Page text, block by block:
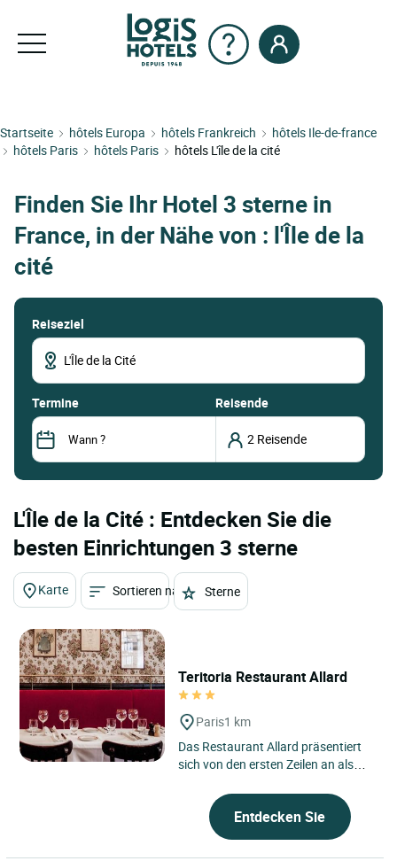
Startseite hôtels Europa hôtels Frankreich
hôtels Ile-de-france
hôtels Paris
hôtels Paris hôtels L'île de la cité
Finden Sie Ihr Hotel 3 sterne in
France, in der Nähe von : l'Île de la
cité
Reiseziel
termine Reisende
L'Île de la Cité : Entdecken Sie die
besten Einrichtungen 3 sterne
Karte Sortieren nach Sterne
Teritoria Restaurant Allard
Paris1 km
Das Restaurant Allard präsentiert
sich von den ersten Zeilen an als
Arrondissement von...
Entdecken Sie